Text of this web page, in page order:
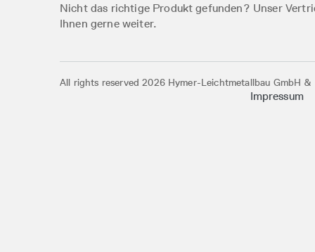
Nicht das richtige Produkt gefunden? Unser
Ihnen gerne weiter.
All rights reserved 2026 Hymer-Leichtmetallbau GmbH &
Impressum